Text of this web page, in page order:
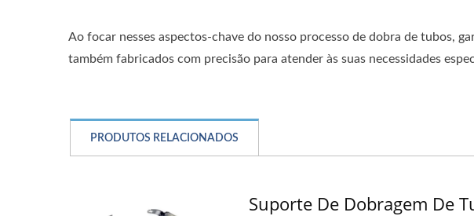
Ao focar nesses aspectos-chave do nosso processo de dobra de tubos,
também fabricados com precisão para atender às suas necessidades
PRODUTOS RELACIONADOS
Suporte De Dobragem De